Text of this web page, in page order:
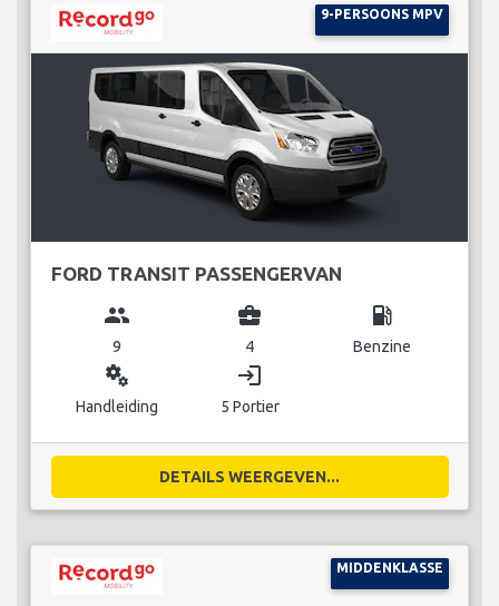
9-PERSOONS MPV
FORD TRANSIT PASSENGERVAN
group
9
business_center
4
local_gas_station
Benzine
miscellaneous_services
Handleiding
login
5 Portier
DETAILS WEERGEVEN...
MIDDENKLASSE